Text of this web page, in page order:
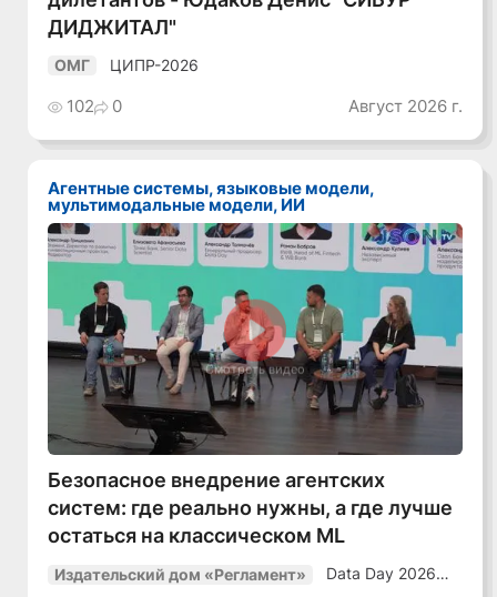
ДИДЖИТАЛ"
ОМГ ЦИПР-2026
102 0 Август 2026 г.
Агентные системы, языковые модели,
мультимодальные модели, ИИ
Смотреть видео
Безопасное внедрение агентских
систем: где реально нужны, а где лучше
остаться на классическом ML
Издательский дом «Регламент»
Data Day 2026